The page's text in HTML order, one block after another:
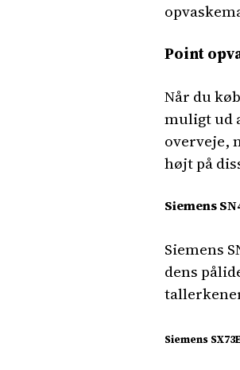
Point
Når du
muligt ud
overveje,
højt på
Siemens
Siemens
dens
Siemens